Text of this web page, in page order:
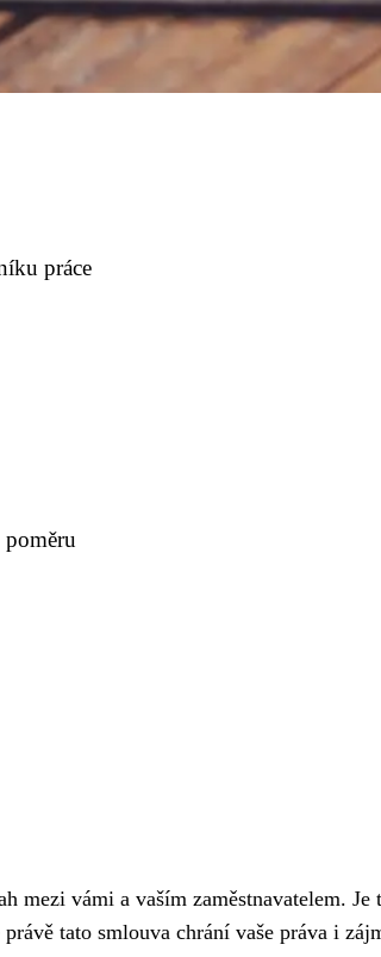
práce
mezi vámi a vaším zaměstnavatelem.
tato smlouva chrání vaše práva i